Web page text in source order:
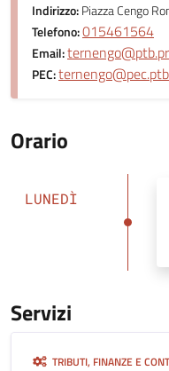
Indirizzo:Piazza Cengo
Telefono:015461564
Email:
PEC:
Orario
LUNEDÌ
Servizi
TRIBUTI, FINANZE E